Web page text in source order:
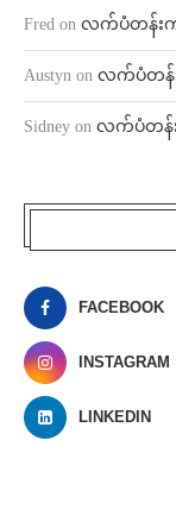
Fred on လက်ပံတန်းက
Austyn on လက်ပံတန်း
Sidney on လက်ပံတန်း
FACEBOOK
INSTAGRAM
LINKEDIN